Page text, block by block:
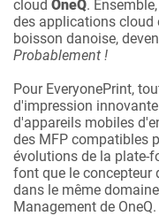
cloud OneQ.
des applications cloud
boisson danoise,
Probablement !
Pour EveryonePrint,
d'impression
d'appareils mobiles
des MFP compatibles
évolutions de la plate-
font que le concepteur
dans le même
Management de OneQ.